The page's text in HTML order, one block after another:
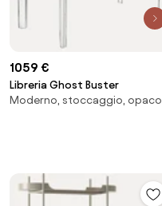
1059 €
Libreria Ghost Buster
Moderno, stoccaggio, opaco